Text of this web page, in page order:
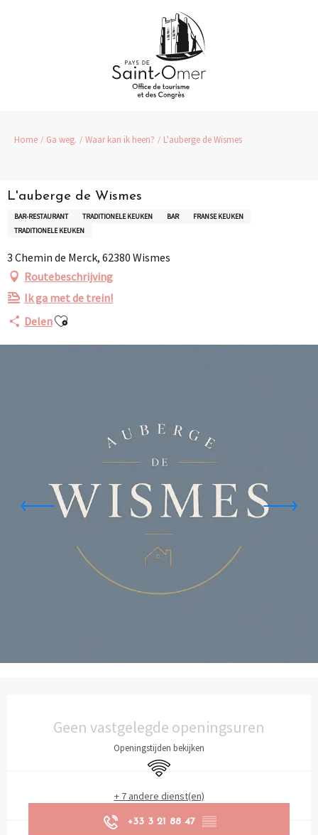
Home Ga weg. Waar kan ik heen? L'auberge de Wismes
L'auberge de Wismes
BAR-RESTAURANT TRADITIONELE KEUKEN BAR
FRANSE KEUKEN
TRADITIONELE KEUKEN
3 Chemin de Merck, 62380 Wismes
Routebeschrijving
Ik ga met de trein!
DelenAjouter aux favoris
Geen vastgelegde openingsuren
Openingstijden bekijken
Wifi
+ 7 andere dienst(en)
+33 3 21 88 47 ▒▒